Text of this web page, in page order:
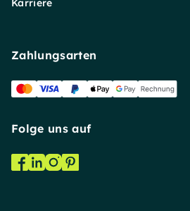
Karriere
Zahlungsarten
Folge uns auf